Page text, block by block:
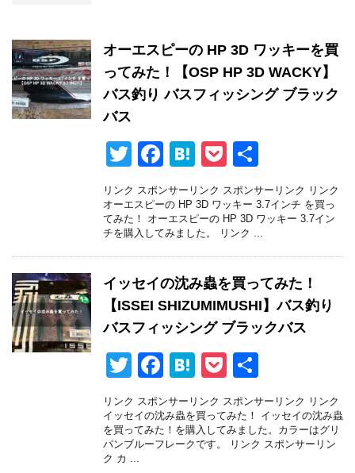
オーエスピーの HP 3D ワッキーを買
ってみた！【OSP HP 3D WACKY】
バス釣り バスフィッシング ブラック
バス
T
wi
tt
er
F
a
c
e
b
o
o
k
H
at
e
n
a
P
o
ck
et
有
リンク スポンサーリンク スポンサーリンク リンク
オーエスピーの HP 3D ワッキー 3.7インチ を買っ
てみた！ オーエスピーの HP 3D ワッキー 3.7イン
チを購入してみました。 リンク ...
イッセイの沈み蟲を買ってみた！
【ISSEI SHIZUMIMUSHI】バス釣り
バスフィッシング ブラックバス
T
wi
tt
er
F
a
c
e
H
at
e
n
P
o
ck
et
有
リンク スポンサーリンク スポンサーリンク リンク
イッセイの沈み蟲を買ってみた！ イッセイの沈み蟲
を買ってみた！を購入してみました。カラーはグリ
パンブルーフレークです。 リンク スポンサーリン
ク カ ...